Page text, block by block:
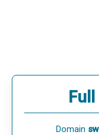
Domain